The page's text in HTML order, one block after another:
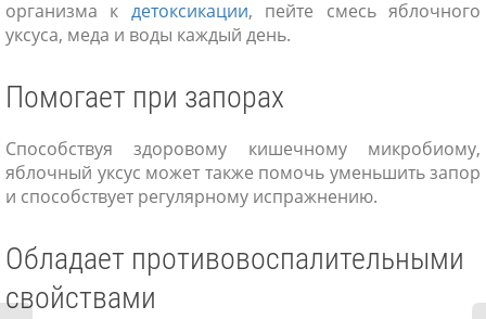
организма к детоксикации, пейте смесь яблочного
уксуса, меда и воды каждый день.
Помогает при запорах
Способствуя здоровому кишечному микробиому,
яблочный уксус может также помочь уменьшить запор
и способствует регулярному испражнению.
Обладает противовоспалительными
свойствами